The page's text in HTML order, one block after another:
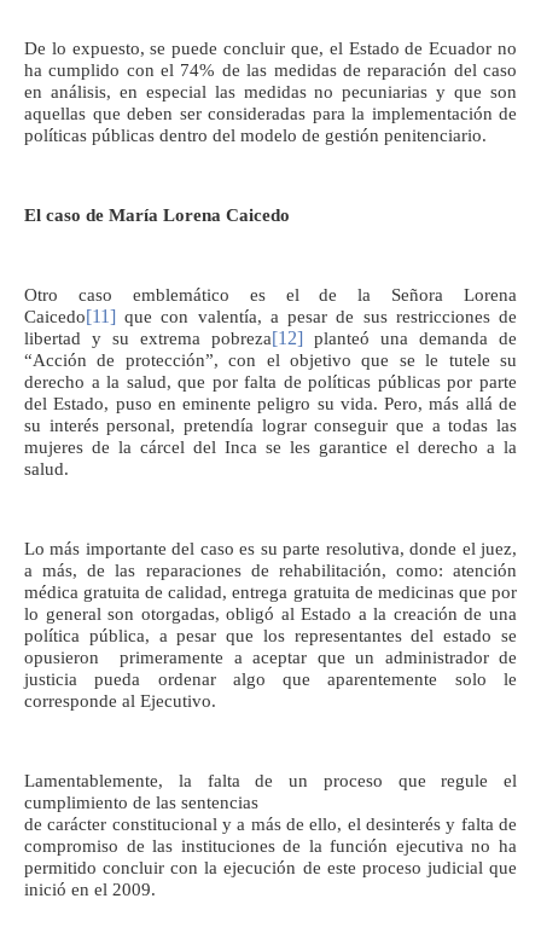
De lo expuesto, se puede concluir que, el Estado de Ecuador no
ha cumplido con el 74% de las medidas de reparación del caso
en análisis, en especial las medidas no pecuniarias y que son
aquellas que deben ser consideradas para la implementación de
políticas públicas dentro del modelo de gestión penitenciario.
El caso de María Lorena Caicedo
Otro caso emblemático es el de la Señora Lorena
Caicedo[11] que con valentía, a pesar de sus restricciones de
libertad y su extrema pobreza[12] planteó una demanda de
“Acción de protección”, con el objetivo que se le tutele su
derecho a la salud, que por falta de políticas públicas por parte
del Estado, puso en eminente peligro su vida. Pero, más allá de
su interés personal, pretendía lograr conseguir que a todas las
mujeres de la cárcel del Inca se les garantice el derecho a la
salud.
Lo más importante del caso es su parte resolutiva, donde el juez,
a más, de las reparaciones de rehabilitación, como: atención
médica gratuita de calidad, entrega gratuita de medicinas que por
lo general son otorgadas, obligó al Estado a la creación de una
política pública, a pesar que los representantes del estado se
opusieron primeramente a aceptar que un administrador de
justicia pueda ordenar algo que aparentemente solo le
corresponde al Ejecutivo.
Lamentablemente, la falta de un proceso que regule el
cumplimiento de las sentencias
de carácter constitucional y a más de ello, el desinterés y falta de
compromiso de las instituciones de la función ejecutiva no ha
permitido concluir con la ejecución de este proceso judicial que
inició en el 2009.